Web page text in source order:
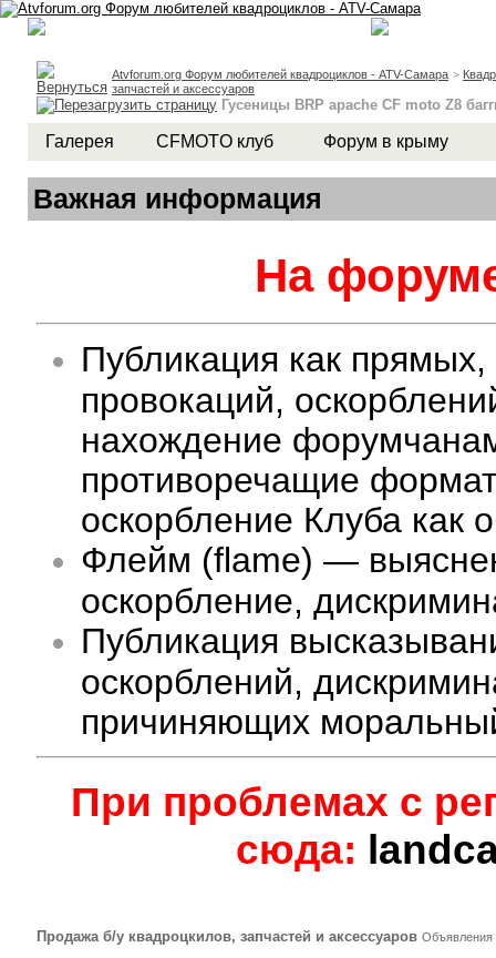
Atvforum.org Форум любителей квадроциклов - ATV-Самара >
запчастей и аксессуаров
Гусеницы BRP apache CF moto Z8
Галерея CFMOTO клуб Форум в крыму
Важная информация
На
Публикация как
провокаций,
нахождение
противоречащие
оскорбление Клуба как
Флейм (flame) —
оскорбление,
Публикация
оскорблений,
причиняющих
При проблемах с
сюда:
Продажа б/у квадроцкилов, запчастей и аксессуаров Объявления